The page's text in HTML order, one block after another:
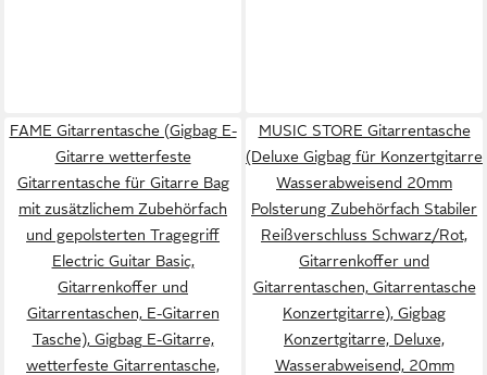
FAME Gitarrentasche (Gigbag E-
Gitarre wetterfeste
Gitarrentasche für Gitarre Bag
mit zusätzlichem Zubehörfach
und gepolsterten Tragegriff
Electric Guitar Basic,
Gitarrenkoffer und
Gitarrentaschen, E-Gitarren
Tasche), Gigbag E-Gitarre,
wetterfeste Gitarrentasche,
MUSIC STORE Gitarrentasche
(Deluxe Gigbag für Konzertgitarre
Wasserabweisend 20mm
Polsterung Zubehörfach Stabiler
Reißverschluss Schwarz/Rot,
Gitarrenkoffer und
Gitarrentaschen, Gitarrentasche
Konzertgitarre), Gigbag
Konzertgitarre, Deluxe,
Wasserabweisend, 20mm